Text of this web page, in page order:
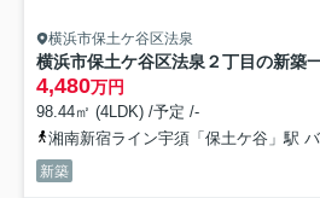
横浜市保土ケ谷区法泉
横浜市保土ケ谷区法泉２丁目の新築
4,480万円
98.44㎡ (4LDK) /予定 /-
湘南新宿ライン宇須「保土ケ谷」駅
新築